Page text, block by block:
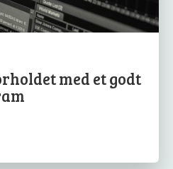
med et godt